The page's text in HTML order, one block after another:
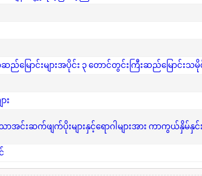
မြောင်းများအပိုင်း ၃ တောင်တွင်းကြီးဆည်မြောင်းသမို
း
င်းဆက်ဖျက်ပိုးများနှင့်ရောဂါများအား ကာကွယ်နှိမ်နှင်